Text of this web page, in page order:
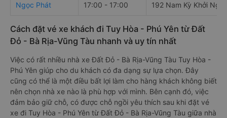
Ngọc Phát 17:00 - 17:00 192 Nam Kỳ Khởi
Cách đặt vé xe khách đi Tuy Hòa - Phú Yên từ Đất
Đỏ - Bà Rịa-Vũng Tàu nhanh và uy tín nhất
Việc có rất nhiều nhà xe Đất Đỏ - Bà Rịa-Vũng Tàu Tuy Hòa -
Phú Yên giúp cho du khách có đa dạng sự lựa chọn. Đây
cũng có thể là một điều bất lợi làm cho hàng khách không biết
nên chọn nhà xe nào là phù hợp với mình. Bên cạnh đó, việc
đảm bảo giữ chỗ, có được chỗ ngồi yêu thích sau khi đặt vé
xe đi Tuy Hòa - Phú Yên từ Đất Đỏ - Bà Rịa-Vũng Tàu giữa nhà